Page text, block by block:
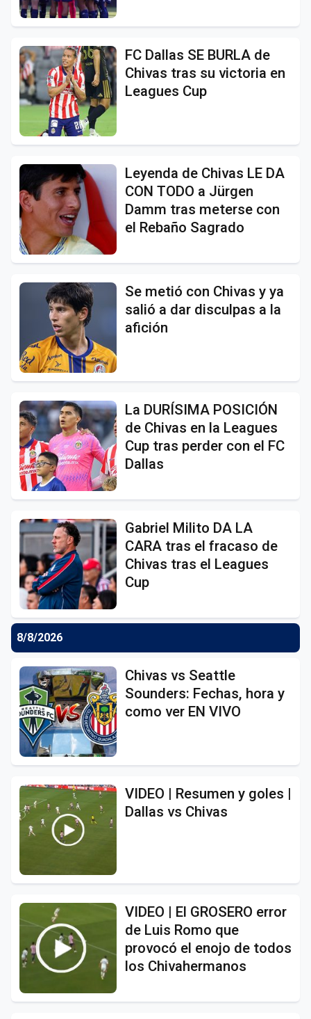
FC Dallas SE BURLA de
Chivas tras su victoria en
Leagues Cup
Leyenda de Chivas LE DA
CON TODO a Jürgen
Damm tras meterse con
el Rebaño Sagrado
Se metió con Chivas y ya
salió a dar disculpas a la
afición
La DURÍSIMA POSICIÓN
de Chivas en la Leagues
Cup tras perder con el FC
Dallas
Gabriel Milito DA LA
CARA tras el fracaso de
Chivas tras el Leagues
Cup
8/8/2026
Chivas vs Seattle
Sounders: Fechas, hora y
como ver EN VIVO
VIDEO | Resumen y goles |
Dallas vs Chivas
VIDEO | El GROSERO error
de Luis Romo que
provocó el enojo de todos
los Chivahermanos